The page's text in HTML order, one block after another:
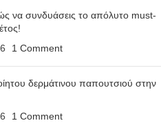
να συνδυάσεις το απόλυτο must-
1 Comment
δερμάτινου παπουτσιού στην
1 Comment